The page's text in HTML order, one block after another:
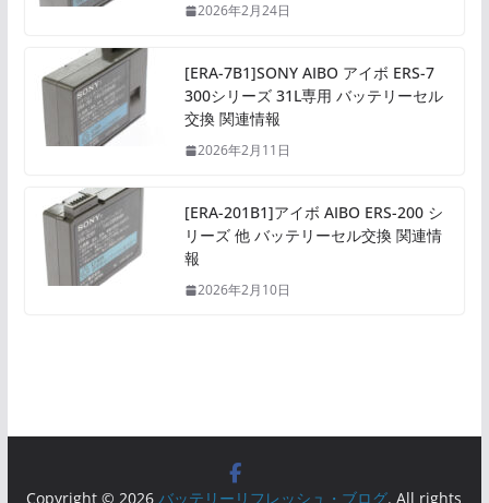
2026年2月24日
[ERA-7B1]SONY AIBO アイボ ERS-7
300シリーズ 31L専用 バッテリーセル
交換 関連情報
2026年2月11日
[ERA-201B1]アイボ AIBO ERS-200 シ
リーズ 他 バッテリーセル交換 関連情
報
2026年2月10日
Copyright © 2026 バッテリーリフレッシュ・ブログ. All rights